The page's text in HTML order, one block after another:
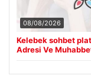
08/08/2026
Kelebek sohbet
Adresi Ve